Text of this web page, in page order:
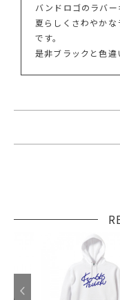
バンドロゴのラバー
夏らしくさわやか
です。
是非ブラックと色違